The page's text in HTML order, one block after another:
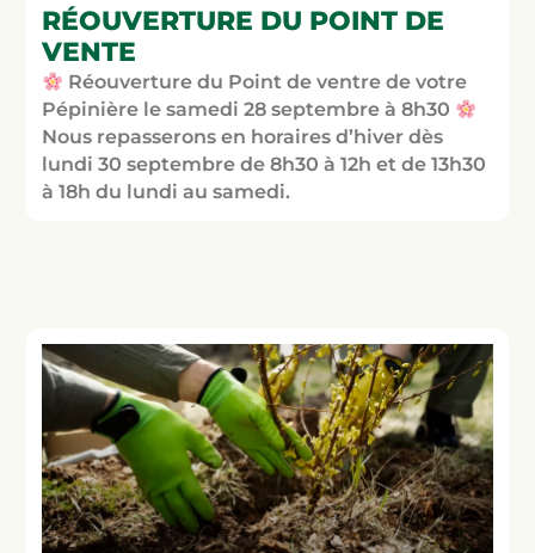
RÉOUVERTURE DU POINT DE
VENTE
Réouverture du Point de ventre de votre
Pépinière le samedi 28 septembre à 8h30
Nous repasserons en horaires d’hiver dès
lundi 30 septembre de 8h30 à 12h et de 13h30
à 18h du lundi au samedi.